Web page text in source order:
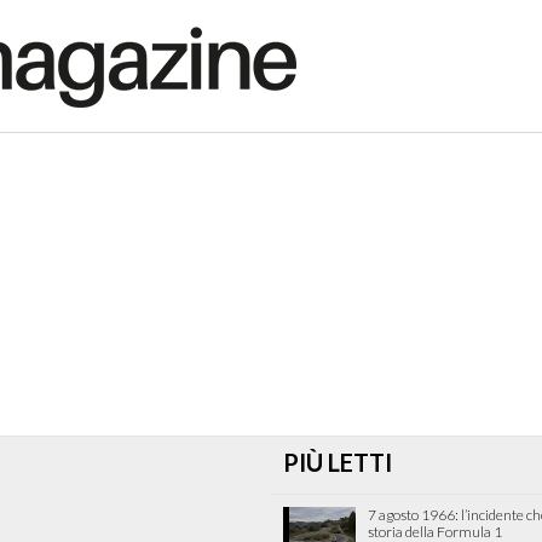
PIÙ LETTI
7 agosto 1966: l’incidente
storia della Formula 1